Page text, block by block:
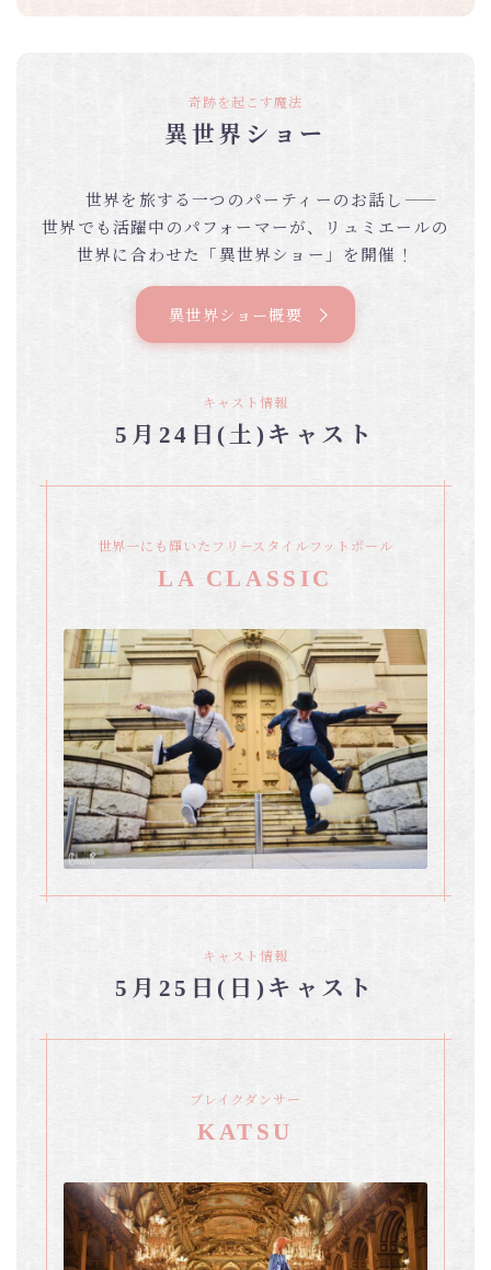
奇跡を起こす魔法
異世界ショー
世界を旅する一つのパーティーのお話し――
世界でも活躍中のパフォーマーが、リュミエールの
世界に合わせた「異世界ショー」を開催！
異世界ショー概要
キャスト情報
5月24日(土)キャスト
世界一にも輝いたフリースタイルフットボール
LA CLASSIC
キャスト情報
5月25日(日)キャスト
ブレイクダンサー
KATSU